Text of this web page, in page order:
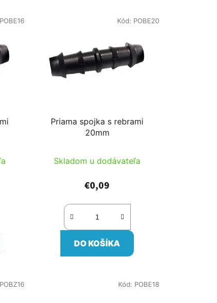
POBE16
Priama spojka s rebrami
20mm
Skladom u dodávateľa
€0,09
DO KOŠÍKA
Kód: POBE20
POBZ16 Kód: POBE18